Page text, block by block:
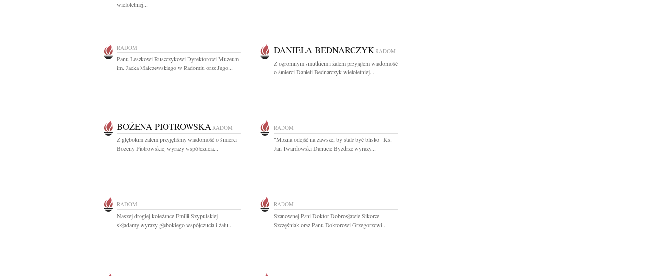
wieloletniej...
RADOM
Panu Leszkowi Ruszczykowi Dyrektorowi Muzeum
im. Jacka Malczewskiego w Radomiu oraz Jego...
DANIELA BEDNARCZYK RADOM
Z ogromnym smutkiem i żalem przyjąłem wiadomość
o śmierci Danieli Bednarczyk wieloletniej...
BOŻENA PIOTROWSKA RADOM
Z głębokim żalem przyjęliśmy wiadomość o śmierci
Bożeny Piotrowskiej wyrazy współczucia...
RADOM
"Można odejść na zawsze, by stale być blisko" Ks.
Jan Twardowski Danucie Byzdrze wyrazy...
RADOM
Naszej drogiej koleżance Emilii Szypulskiej
składamy wyrazy głębokiego współczucia i żalu...
RADOM
Szanownej Pani Doktor Dobrosławie Sikorze-
Szczęśniak oraz Panu Doktorowi Grzegorzowi...